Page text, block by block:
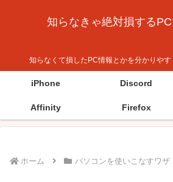
知らなきゃ絶対損する
知らなくて損したPC情報とかを分かりや
iPhone Discord
Affinity Firefox
ホーム パソコンを使いこなすワザ